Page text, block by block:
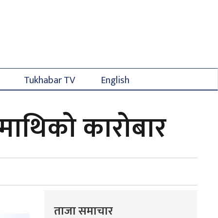
Tukhabar TV English
कारोबार
ताजा समाचार